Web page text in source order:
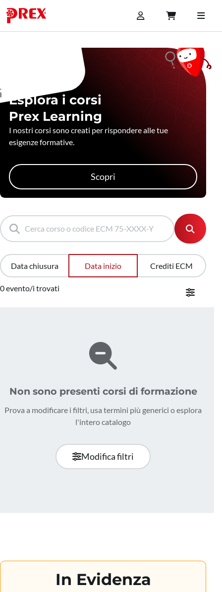
Esplora i corsi
Prex Learning
I nostri corsi sono creati per rispondere alle tue
esigenze formative.
Scopri
Data chiusura Data inizio Crediti ECM
0 evento/i trovati
Non sono presenti corsi di formazione
Prova a modificare i filtri, usa termini più generici o esplora
l'intero catalogo
Modifica filtri
In Evidenza